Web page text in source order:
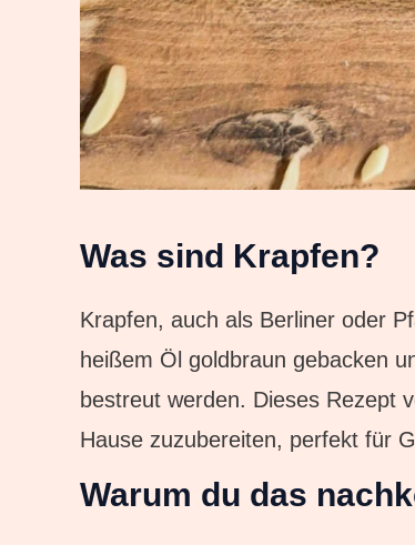
Was sind Krapfen?
Krapfen, auch als Berliner oder
heißem Öl goldbraun gebacken
bestreut werden. Dieses Rezept
Hause zuzubereiten, perfekt für
Warum du das